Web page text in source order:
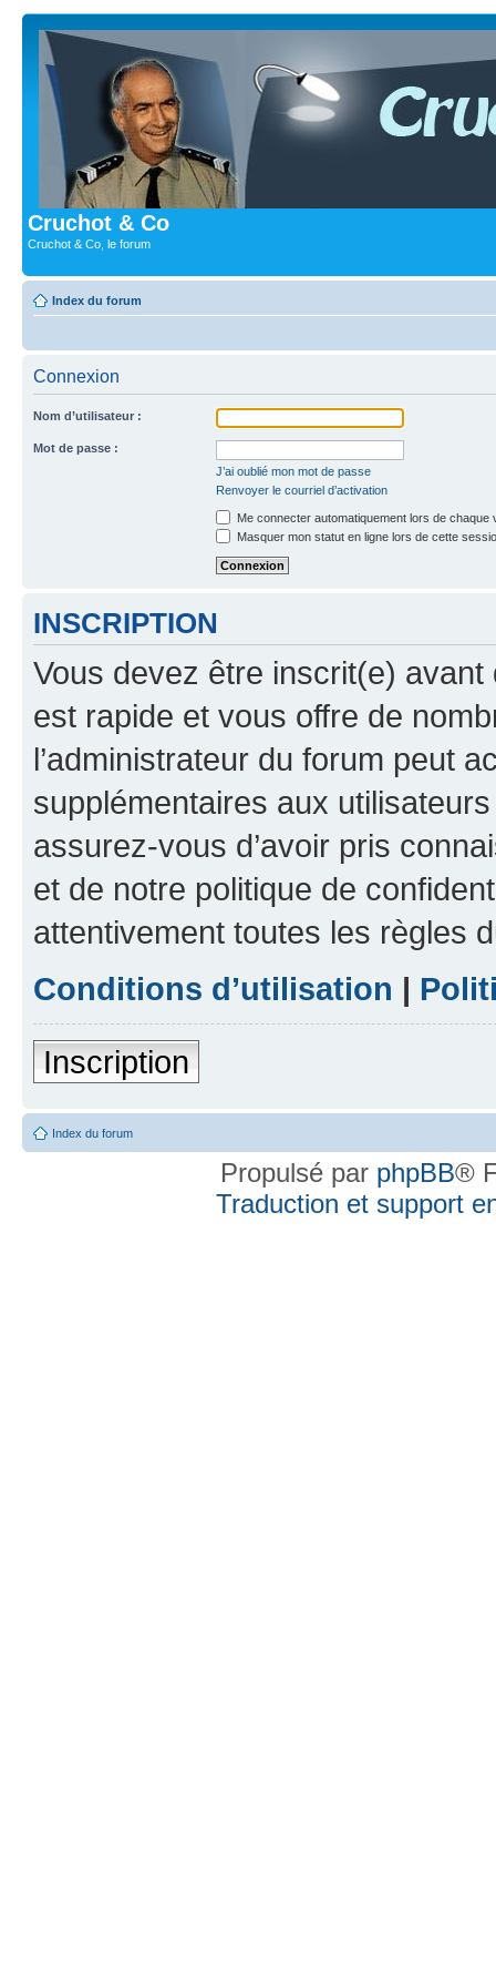
Cruchot & Co
Cruchot & Co, le forum
Index du forum
Connexion
Nom d’utilisateur :
Mot de passe :
J’ai oublié mon mot de passe
Renvoyer le courriel d’activation
Me connecter automatiquement lors de chaque
Masquer mon statut en ligne lors de cette
INSCRIPTION
Vous devez être inscrit(e) avant
est rapide et vous offre de
l’administrateur du forum peut
supplémentaires aux
assurez-vous d’avoir pris
et de notre politique de
attentivement toutes les règles
Conditions d’utilisation |
Inscription
Index du forum
Propulsé par phpBB®
Traduction et support